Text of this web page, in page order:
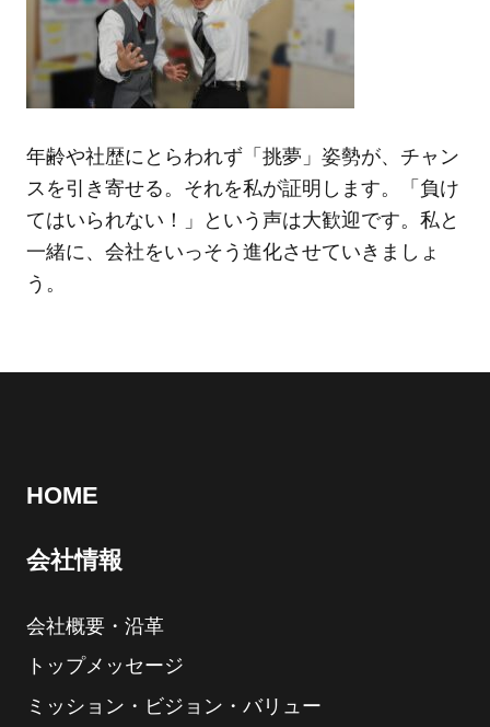
年齢や社歴にとらわれず「挑夢」姿勢が、チャン
スを引き寄せる。それを私が証明します。「負け
てはいられない！」という声は大歓迎です。私と
一緒に、会社をいっそう進化させていきましょ
う。
HOME
会社情報
会社概要・沿革
トップメッセージ
ミッション・ビジョン・バリュー